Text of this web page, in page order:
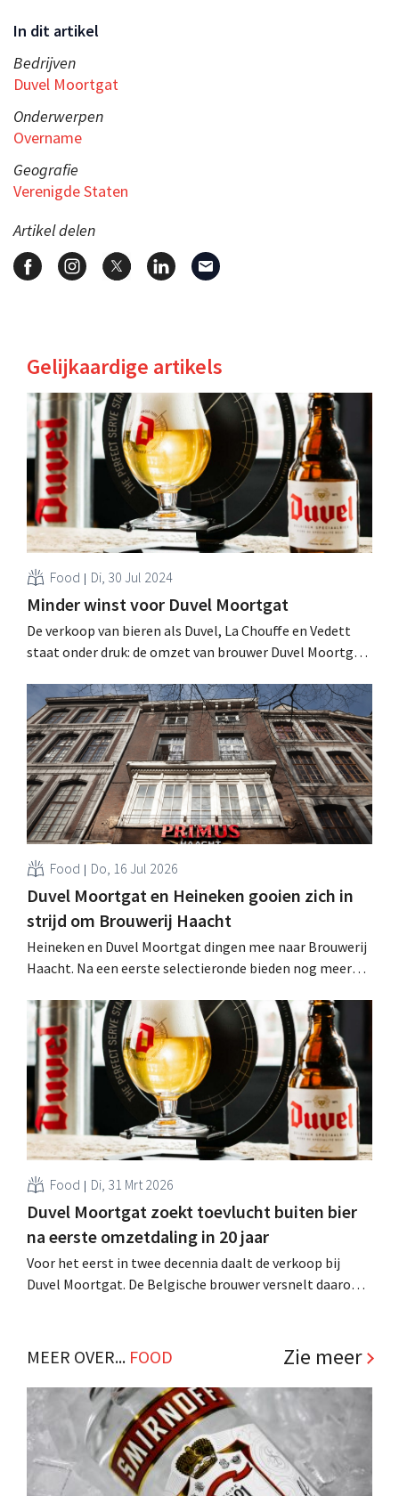
In dit artikel
Bedrijven
Duvel Moortgat
Onderwerpen
Overname
Geografie
Verenigde Staten
Artikel delen
Gelijkaardige artikels
Food Di, 30 Jul 2024
Minder winst voor Duvel Moortgat
De verkoop van bieren als Duvel, La Chouffe en Vedett
staat onder druk: de omzet van brouwer Duvel Moortgat
niet meteen in zicht. .
Food Do, 16 Jul 2026
Duvel Moortgat en Heineken gooien zich in
strijd om Brouwerij Haacht
Heineken en Duvel Moortgat dingen mee naar Brouwerij
Haacht. Na een eerste selectieronde bieden nog meer
achter merken als Primus, Super 8, Tongerlo en
Flandrien. .
Food Di, 31 Mrt 2026
Duvel Moortgat zoekt toevlucht buiten bier
na eerste omzetdaling in 20 jaar
Voor het eerst in twee decennia daalt de verkoop bij
Duvel Moortgat. De Belgische brouwer versnelt daarom
mogelijk eigen frisdank. .
MEER OVER... FOOD Zie meer